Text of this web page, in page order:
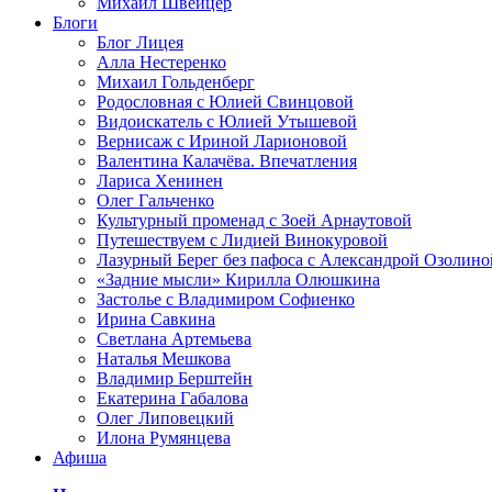
Блоги
Блог Лицея
Алла Нестеренко
Михаил Гольденберг
Родословная с Юлией Свинцовой
Видоискатель с Юлией Утышевой
Вернисаж с Ириной Ларионовой
Валентина Калачёва. Впечатления
Лариса Хенинен
Олег Гальченко
Культурный променад с Зоей Арнаутовой
Путешествуем с Лидией Винокуровой
Лазурный Берег без пафоса с Александрой
«Задние мысли» Кирилла Олюшкина
Застолье с Владимиром Софиенко
Ирина Савкина
Светлана Артемьева
Наталья Мешкова
Владимир Берштейн
Екатерина Габалова
Олег Липовецкий
Илона Румянцева
Афиша